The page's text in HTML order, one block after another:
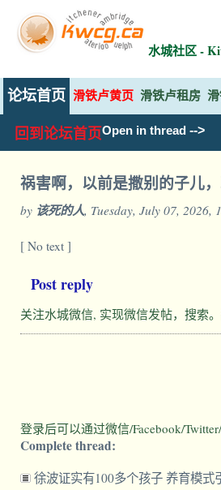
水城社区 -
论坛首页 滑铁卢黄页 滑铁卢租房
回到论坛首页Open in thread -->
祸害啊，以前是撒别的子儿
by 该死的人, Tuesday, July 07, 2026,
[ No text ]
Post reply
关注水城微信, 实现微信发帖，搜索
登录后可以通过微信/Facebook/
Complete thread:
徐波证实有100多个孩子 养育模式